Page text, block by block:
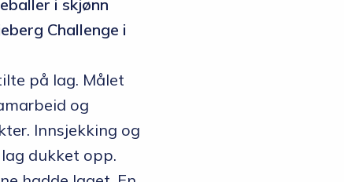
i skjønn
Challenge i
på lag. Målet
og
Innsjekking og
dukket opp.